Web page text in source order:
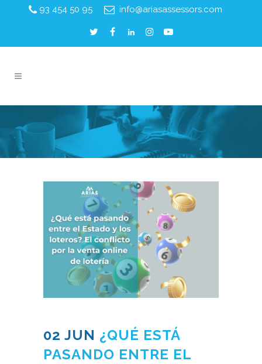
93 454 50 95 info@ariasassessors.com
02 JUN ¿QUÉ ESTÁ
PASANDO ENTRE EL